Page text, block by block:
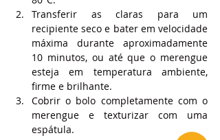
Transferir as claras para um
recipiente seco e bater em velocidade
máxima durante aproximadamente
10 minutos, ou até que o merengue
esteja em temperatura ambiente,
firme e brilhante.
Cobrir o bolo completamente com o
merengue e texturizar com uma
espátula.